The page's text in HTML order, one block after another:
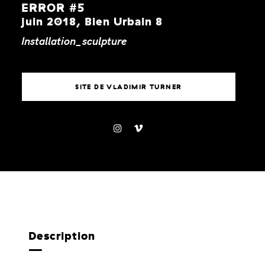
ERROR #5
juin 2018, Bien Urbain 8
Installation_sculpture
SITE DE VLADIMIR TURNER
Description